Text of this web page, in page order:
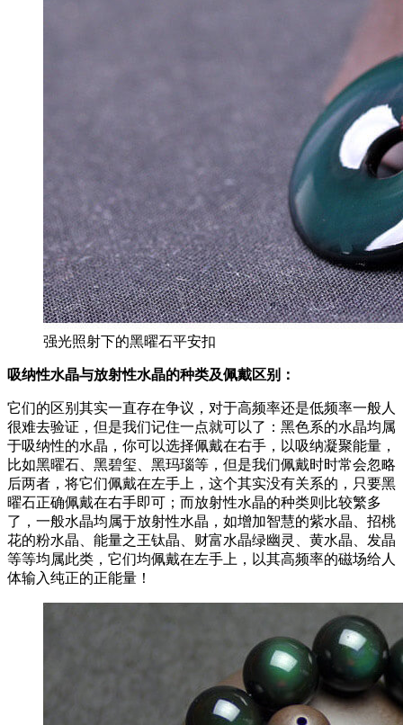
强光照射下的黑曜石平安扣
吸纳性水晶与放射性水晶的种类及佩戴区别：
它们的区别其实一直存在争议，对于高频率还是低频率一般人
很难去验证，但是我们记住一点就可以了：黑色系的水晶均属
于吸纳性的水晶，你可以选择佩戴在右手，以吸纳凝聚能量，
比如黑曜石、黑碧玺、黑玛瑙等，但是我们佩戴时时常会忽略
后两者，将它们佩戴在左手上，这个其实没有关系的，只要黑
曜石正确佩戴在右手即可；而放射性水晶的种类则比较繁多
了，一般水晶均属于放射性水晶，如增加智慧的紫水晶、招桃
花的粉水晶、能量之王钛晶、财富水晶绿幽灵、黄水晶、发晶
等等均属此类，它们均佩戴在左手上，以其高频率的磁场给人
体输入纯正的正能量！